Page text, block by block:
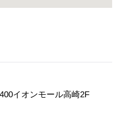
イオンモール高崎2F